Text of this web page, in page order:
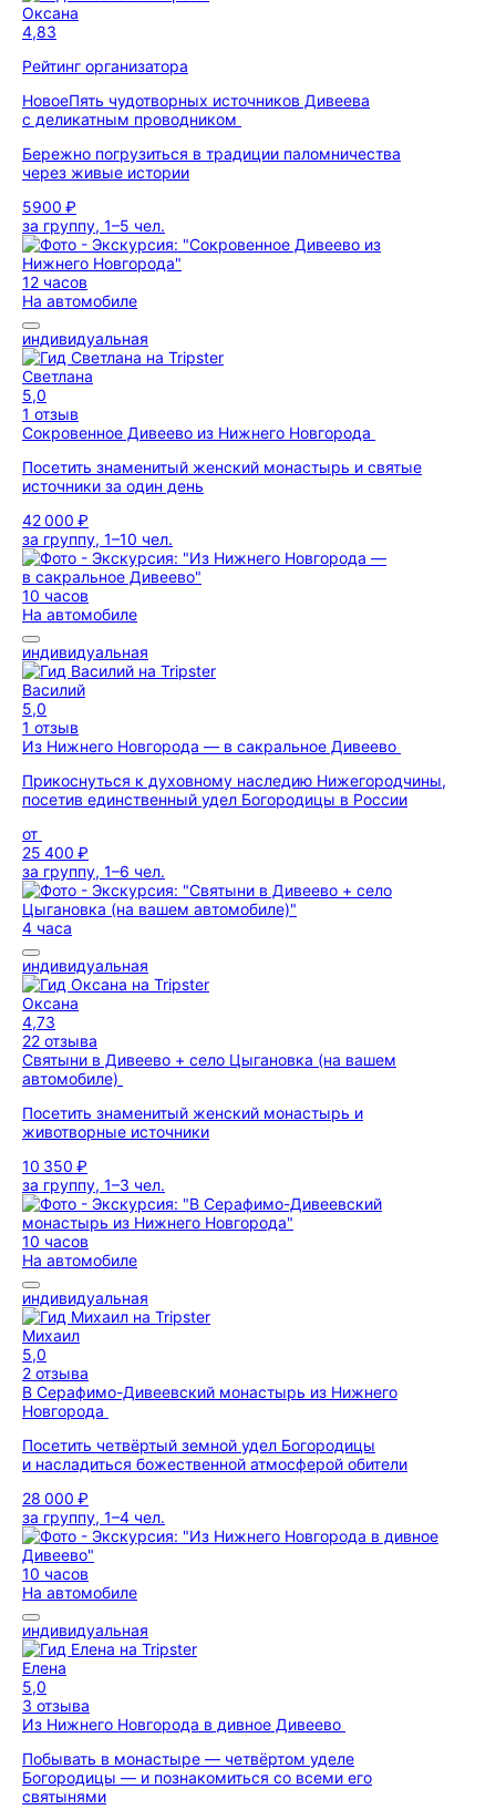
Оксана
4,83
Рейтинг организатора
НовоеПять чудотворных источников Дивеева
с деликатным проводником
Бережно погрузиться в традиции паломничества
через живые истории
5900 ₽
за группу, 1–5 чел.
12 часов
На автомобиле
индивидуальная
Светлана
5,0
1 отзыв
Сокровенное Дивеево из Нижнего Новгорода
Посетить знаменитый женский монастырь и святые
источники за один день
42 000 ₽
за группу, 1–10 чел.
10 часов
На автомобиле
индивидуальная
Василий
5,0
1 отзыв
Из Нижнего Новгорода — в сакральное Дивеево
Прикоснуться к духовному наследию Нижегородчины,
посетив единственный удел Богородицы в России
от
25 400 ₽
за группу, 1–6 чел.
4 часа
индивидуальная
Оксана
4,73
22 отзыва
Святыни в Дивеево + село Цыгановка (на вашем
автомобиле)
Посетить знаменитый женский монастырь и
животворные источники
10 350 ₽
за группу, 1–3 чел.
10 часов
На автомобиле
индивидуальная
Михаил
5,0
2 отзыва
В Серафимо-Дивеевский монастырь из Нижнего
Новгорода
Посетить четвёртый земной удел Богородицы
и насладиться божественной атмосферой обители
28 000 ₽
за группу, 1–4 чел.
10 часов
На автомобиле
индивидуальная
Елена
5,0
3 отзыва
Из Нижнего Новгорода в дивное Дивеево
Побывать в монастыре — четвёртом уделе
Богородицы — и познакомиться со всеми его
святынями